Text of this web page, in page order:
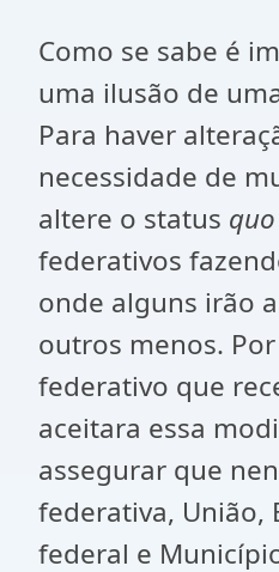
Como se sabe é
uma ilusão de
Para haver
necessidade de
altere o status quo
federativos
onde alguns irão
outros menos.
federativo que
aceitara essa
assegurar que
federativa, União,
federal e